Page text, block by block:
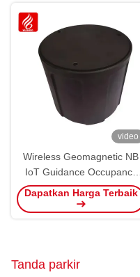
video
Wireless Geomagnetic NB
IoT Guidance Occupancy
Detector Parking Sensor
Dapatkan Harga Terbaik
Tanda parkir